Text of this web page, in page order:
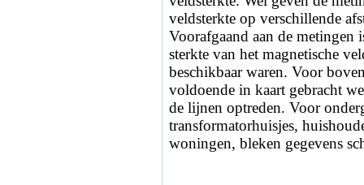
veldsterkte op verschillende
Voorafgaand aan de metingen
sterkte van het magnetische
beschikbaar waren. Voor
voldoende in kaart gebracht
de lijnen optreden. Voor
transformatorhuisjes,
woningen, bleken gegevens